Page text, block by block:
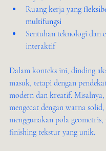
Ruang kerja yang
multifungsi
Sentuhan teknologi dan
interaktif
Dalam konteks ini, dinding
masuk, tetapi dengan
modern dan kreatif.
mengecat dengan warna
menggunakan pola
finishing tekstur yang unik.